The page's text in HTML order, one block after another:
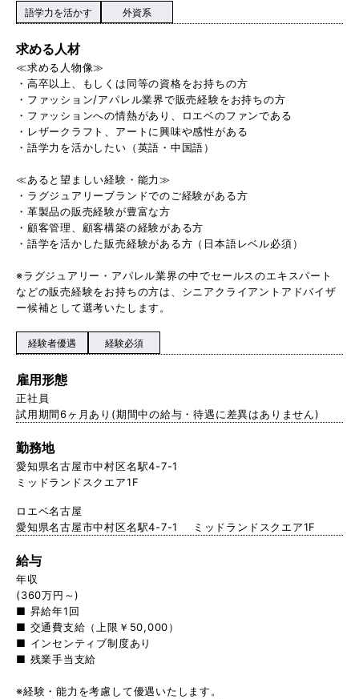
語学力を活かす 外資系
求める人材
≪求める人物像≫
・高卒以上、もしくは同等の資格をお持ちの方
・ファッション/アパレル業界で販売経験をお持ちの方
・ファッションへの情熱があり、ロエベのファンである
・レザークラフト、アートに興味や感性がある
・語学力を活かしたい（英語・中国語）
≪あると望ましい経験・能力≫
・ラグジュアリーブランドでのご経験がある方
・革製品の販売経験が豊富な方
・顧客管理、顧客構築の経験がある方
・語学を活かした販売経験がある方（日本語レベル必須）
※ラグジュアリー・アパレル業界の中でセールスのエキスパート
などの販売経験をお持ちの方は、シニアクライアントアドバイザ
ー候補として選考いたします。
経験者優遇 経験必須
雇用形態
正社員
試用期間6ヶ月あり(期間中の給与・待遇に差異はありません)
勤務地
愛知県名古屋市中村区名駅4-7-1
ミッドランドスクエア1F
ロエベ名古屋
愛知県名古屋市中村区名駅4-7-1 ミッドランドスクエア1F
給与
年収
(360万円～)
■ 昇給年1回
■ 交通費支給（上限￥50,000）
■ インセンティブ制度あり
■ 残業手当支給
※経験・能力を考慮して優遇いたします。